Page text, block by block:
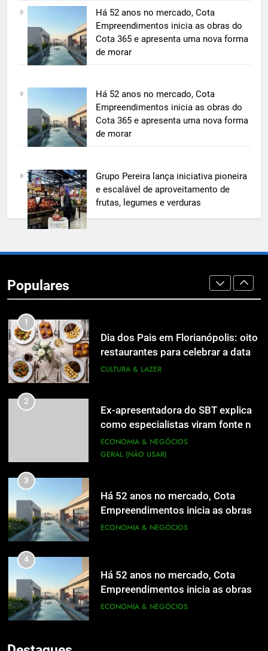
Há 52 anos no mercado, Cota
Empreendimentos inicia as obras do
Cota 365 e apresenta uma nova forma
de morar
Há 52 anos no mercado, Cota
Empreendimentos inicia as obras do
Cota 365 e apresenta uma nova forma
de morar
Grupo Pereira lança iniciativa pioneira
e escalável de aproveitamento de
frutas, legumes e verduras
Populares
5
Grupo Pereira lança iniciativa
pioneira e escalável de
aproveitamento de frutas, legumes
ECONOMIA & NEGÓCIOS
BIM transforma a construção civil
e mostra na prática como reduzir
custos, evitar desperdícios e
ECONOMIA & NEGÓCIOS
A 6ª edição do Prêmio ACI OCESC
de Jornalismo está com as
inscrições abertas
UTILIDADE PÚBLICA
A 6ª edição do Prêmio ACI OCESC
de Jornalismo está com as
1
Dia dos Pais em Florianópolis: oito
restaurantes para celebrar a data
em família
CULTURA & LAZER
2
Ex-apresentadora do SBT explica
como especialistas viram fonte na
mídia
ECONOMIA & NEGÓCIOS
GERAL (NÃO USAR)
3
Há 52 anos no mercado, Cota
Empreendimentos inicia as obras
do Cota 365 e apresenta uma nova
ECONOMIA & NEGÓCIOS
4
Há 52 anos no mercado, Cota
Empreendimentos inicia as obras
do Cota 365 e apresenta uma nova
ECONOMIA & NEGÓCIOS
5